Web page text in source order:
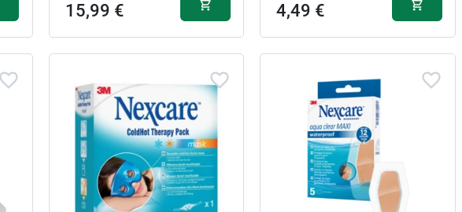
15,99 € 4,49 €